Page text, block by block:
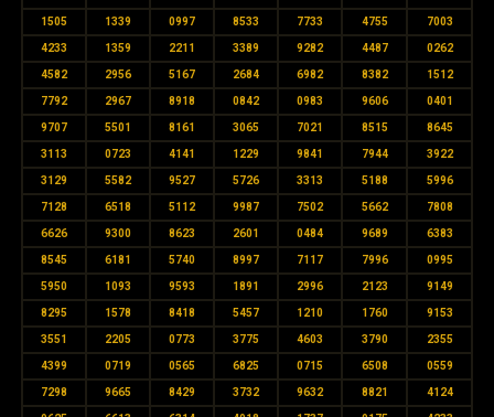
1505 1339 0997 8533 7733 4755 7003
4233 1359 2211 3389 9282 4487 0262
4582 2956 5167 2684 6982 8382 1512
7792 2967 8918 0842 0983 9606 0401
9707 5501 8161 3065 7021 8515 8645
3113 0723 4141 1229 9841 7944 3922
3129 5582 9527 5726 3313 5188 5996
7128 6518 5112 9987 7502 5662 7808
6626 9300 8623 2601 0484 9689 6383
8545 6181 5740 8997 7117 7996 0995
5950 1093 9593 1891 2996 2123 9149
8295 1578 8418 5457 1210 1760 9153
3551 2205 0773 3775 4603 3790 2355
4399 0719 0565 6825 0715 6508 0559
7298 9665 8429 3732 9632 8821 4124